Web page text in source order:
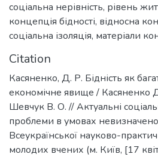
соціальна нерівність, рівень
концепція бідності, відносна
соціальна ізоляція, матеріали
Citation
Касяненко, Д. Р. Бідність як
економічне явище / Касяненко
Шевчук В. О. // Актуальні
проблеми в умовах
Всеукраїнської науково-
молодих вчених (м. Київ, [17